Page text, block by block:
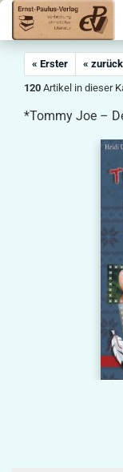
« Erster « zurück
120 Artikel in dieser
*Tommy Joe –